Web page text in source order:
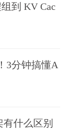
到 KV Cac
3分钟搞懂A
什么区别